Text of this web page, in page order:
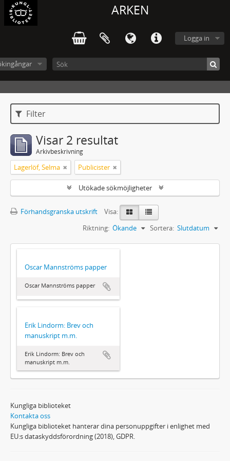
ARKEN
Logga in
Filter
Visar 2 resultat
Arkivbeskrivning
Lagerlöf, Selma Publicister
Utökade sökmöjligheter
Förhandsgranska utskrift
Visa:
Sortera: Slutdatum
Riktning: Ökande
Oscar Mannströms papper
Oscar Mannströms papper
Erik Lindorm: Brev och
manuskript m.m.
Erik Lindorm: Brev och
manuskript m.m.
Kungliga biblioteket
Kontakta oss
Kungliga biblioteket hanterar dina personuppgifter i enlighet med
EU:s dataskyddsförordning (2018), GDPR.